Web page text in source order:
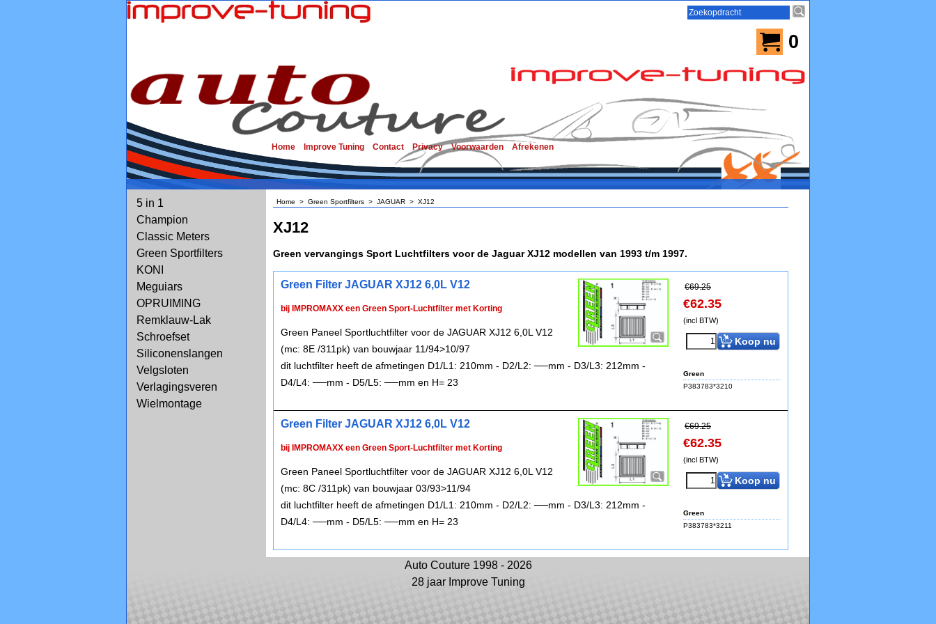
0
Home Improve Tuning Contact Privacy Voorwaarden Afrekenen
5 in 1
Champion
Classic Meters
Green Sportfilters
KONI
Meguiars
OPRUIMING
Remklauw-Lak
Schroefset
Siliconenslangen
Velgsloten
Verlagingsveren
Wielmontage
Home > Green Sportfilters > JAGUAR > XJ12
XJ12
Green vervangings Sport Luchtfilters voor de Jaguar XJ12 modellen van 1993 t/m 1997.
€69.25
€62.35
(incl BTW)
Koop nu
Green
P383783*3210
Green Filter JAGUAR XJ12 6,0L V12
bij IMPROMAXX een Green Sport-Luchtfilter met Korting
Green Paneel Sportluchtfilter voor de JAGUAR XJ12 6,0L V12
(mc: 8E /311pk) van bouwjaar 11/94>10/97
dit luchtfilter heeft de afmetingen D1/L1: 210mm - D2/L2: ──mm - D3/L3: 212mm -
D4/L4: ──mm - D5/L5: ──mm en H= 23
€69.25
€62.35
(incl BTW)
Koop nu
Green
P383783*3211
Green Filter JAGUAR XJ12 6,0L V12
bij IMPROMAXX een Green Sport-Luchtfilter met Korting
Green Paneel Sportluchtfilter voor de JAGUAR XJ12 6,0L V12
(mc: 8C /311pk) van bouwjaar 03/93>11/94
dit luchtfilter heeft de afmetingen D1/L1: 210mm - D2/L2: ──mm - D3/L3: 212mm -
D4/L4: ──mm - D5/L5: ──mm en H= 23
Auto Couture 1998 - 2026
28 jaar Improve Tuning